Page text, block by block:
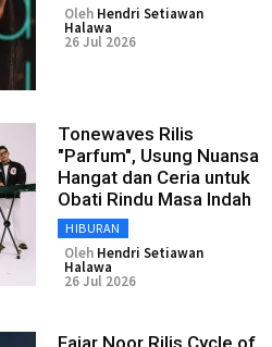
Oleh Hendri Setiawan
Halawa
26 Jul 2026
Tonewaves Rilis
"Parfum", Usung Nuansa
Hangat dan Ceria untuk
Obati Rindu Masa Indah
HIBURAN
Oleh Hendri Setiawan
Halawa
26 Jul 2026
Fajar Noor Rilis Cycle of